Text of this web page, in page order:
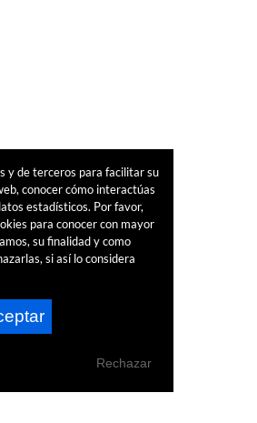
y de terceros para facilitar su
conocer cómo interactúas
estadísticos. Por favor,
para conocer con mayor
su finalidad y como
si así lo considera
Rechazar